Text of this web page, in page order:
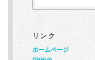
リンク
ホームページ